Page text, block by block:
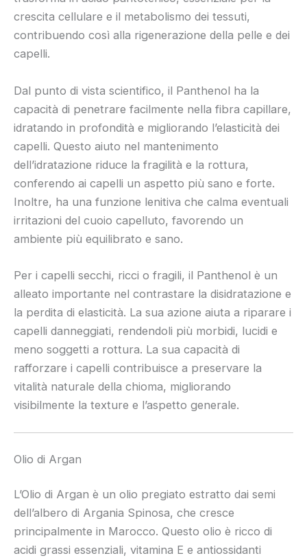
crescita cellulare e il metabolismo dei tessuti,
contribuendo così alla rigenerazione della pelle e dei
capelli.
Dal punto di vista scientifico, il Panthenol ha la
capacità di penetrare facilmente nella fibra capillare,
idratando in profondità e migliorando l’elasticità dei
capelli. Questo aiuto nel mantenimento
dell’idratazione riduce la fragilità e la rottura,
conferendo ai capelli un aspetto più sano e forte.
Inoltre, ha una funzione lenitiva che calma eventuali
irritazioni del cuoio capelluto, favorendo un
ambiente più equilibrato e sano.
Per i capelli secchi, ricci o fragili, il Panthenol è un
alleato importante nel contrastare la disidratazione e
la perdita di elasticità. La sua azione aiuta a riparare i
capelli danneggiati, rendendoli più morbidi, lucidi e
meno soggetti a rottura. La sua capacità di
rafforzare i capelli contribuisce a preservare la
vitalità naturale della chioma, migliorando
visibilmente la texture e l’aspetto generale.
Olio di Argan
L’Olio di Argan è un olio pregiato estratto dai semi
dell’albero di Argania Spinosa, che cresce
principalmente in Marocco. Questo olio è ricco di
acidi grassi essenziali, vitamina E e antiossidanti